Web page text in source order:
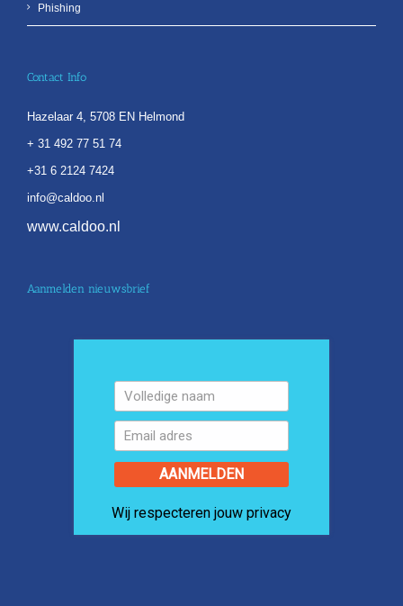
Phishing
Contact Info
Hazelaar 4, 5708 EN Helmond
+ 31 492 77 51 74
+31 6 2124 7424
info@caldoo.nl
www.caldoo.nl
Aanmelden nieuwsbrief
AANMELDEN
Wij respecteren jouw privacy